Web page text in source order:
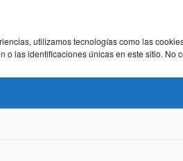
utilizamos tecnologías como las
o las identificaciones únicas en este sitio.